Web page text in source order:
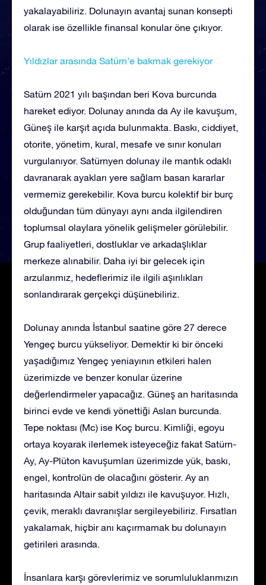
yakalayabiliriz. Dolunayın avantaj sunan konsepti
olarak ise özellikle finansal konular öne çıkıyor.
Yıldızlar arasında Satürn’e bakmak gerekiyor
Satürn 2021 yılı başından beri Kova burcunda
hareket ediyor. Dolunay anında da Ay ile kavuşum,
Güneş ile karşıt açıda bulunmakta. Baskı, ciddiyet,
otorite, yönetim, kural, mesafe ve sınır konuları
vurgulanıyor. Satürnyen dolunay ile mantık odaklı
davranarak ayakları yere sağlam basan kararlar
vermemiz gerekebilir. Kova burcu kolektif bir burç
olduğundan tüm dünyayı aynı anda ilgilendiren
toplumsal olaylara yönelik gelişmeler görülebilir.
Grup faaliyetleri, dostluklar ve arkadaşlıklar
merkeze alınabilir. Daha iyi bir gelecek için
arzularımız, hedeflerimiz ile ilgili aşırılıkları
sonlandırarak gerçekçi düşünebiliriz.
Dolunay anında İstanbul saatine göre 27 derece
Yengeç burcu yükseliyor. Demektir ki bir önceki
yaşadığımız Yengeç yeniayının etkileri halen
üzerimizde ve benzer konular üzerine
değerlendirmeler yapacağız. Güneş an haritasında
birinci evde ve kendi yönettiği Aslan burcunda.
Tepe noktası (Mc) ise Koç burcu. Kimliği, egoyu
ortaya koyarak ilerlemek isteyeceğiz fakat Satürn-
Ay, Ay-Plüton kavuşumları üzerimizde yük, baskı,
engel, kontrolün de olacağını gösterir. Ay an
haritasında Altair sabit yıldızı ile kavuşuyor. Hızlı,
çevik, meraklı davranışlar sergileyebiliriz. Fırsatları
yakalamak, hiçbir anı kaçırmamak bu dolunayın
getirileri arasında.
İnsanlara karşı görevlerimiz ve sorumluluklarımızın